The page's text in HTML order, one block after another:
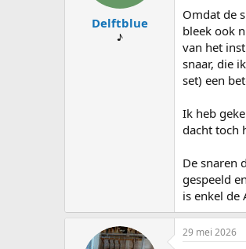
t
u
Delftblue
♪
Omdat de
bleek ook
van het
snaar, die
set) een
Ik heb
dacht toch
De snaren
gespeeld
is enkel de
29 mei 2026